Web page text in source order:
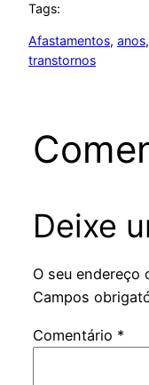
Tags:
Afastamentos, anos,
transtornos
Deixe
O seu endereço
Campos
Comentário *